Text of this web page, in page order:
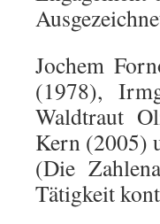
Jochem
(1978),
Waldtraut
Kern (2005)
(Die
Tätigkeit